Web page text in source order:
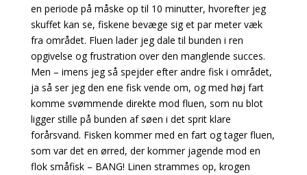
en periode på måske op til 10 minutter, hvorefter jeg
skuffet kan se, fiskene bevæge sig et par meter væk
fra området. Fluen lader jeg dale til bunden i ren
opgivelse og frustration over den manglende succes.
Men – imens jeg så spejder efter andre fisk i området,
ja så ser jeg den ene fisk vende om, og med høj fart
komme svømmende direkte mod fluen, som nu blot
ligger stille på bunden af søen i det sprit klare
forårsvand. Fisken kommer med en fart og tager fluen,
som var det en ørred, der kommer jagende mod en
flok småfisk – BANG! Linen strammes op, krogen